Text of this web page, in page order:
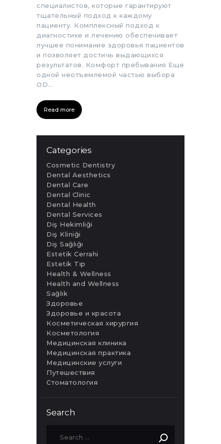
специалистов, которые гарантируют
тщательный подход к каждому
пациенту. Комплексный подход к
диагностике и лечению обеспечивает
лучшее понимание здоровья пациентов
и позволяет достичь выдающихся
результатов. Комфорт пребывания Еще
одной неотъемлемой частью выбора
OD…
Read more
Categories
Cosmetic Dentistry
Dental Aesthetics
Dental Care
Dental Clinic
Dental Health
Dental Services
Diş Hekimliği
Diş Kliniği
Diş Sağlığı
Estetik Cerrahi
Estetik Tıp
Health & Wellness
Health and Wellness
Sağlık
Здоровье
Здоровье и красота
Косметическая хирургия
Косметология
Медицинская клиника
Медицинская практика
Медицинские услуги
Путешествия
Стоматология
Search